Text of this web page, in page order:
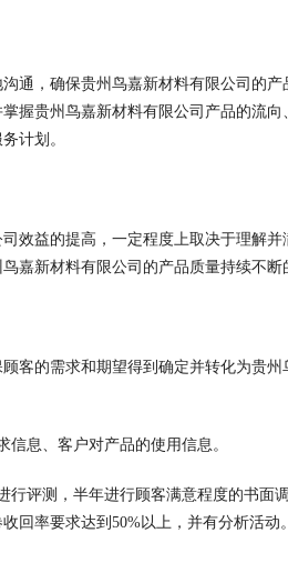
通，确保贵州鸟嘉新材料有限公司的产
握贵州鸟嘉新材料有限公司产品的流向
计划。
效益的提高，一定程度上取决于理解
嘉新材料有限公司的产品质量持续不断
客的需求和期望得到确定并转化为贵
息、客户对产品的使用信息。
评测，半年进行顾客满意程度的书面
回率要求达到50%以上，并有分析活动。